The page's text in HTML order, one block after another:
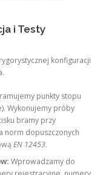
i Testy
konfiguracji
punkty stopu
Wykonujemy próby
bramy przy
norm dopuszczonych
EN 12453.
Wprowadzamy do